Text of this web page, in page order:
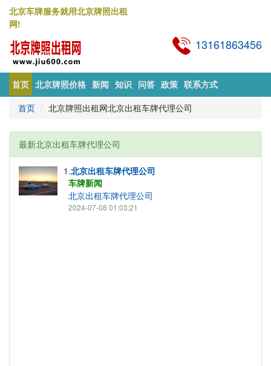
北京车牌服务就用北京牌照出租
网!
13161863456
首页 北京牌照价格 新闻 知识 问答 政策 联系方式
首页
北京牌照出租网北京出租车牌代理公司
最新北京出租车牌代理公司
1.北京出租车牌代理公司
车牌新闻
北京出租车牌代理公司
2024-07-08 01:03:21